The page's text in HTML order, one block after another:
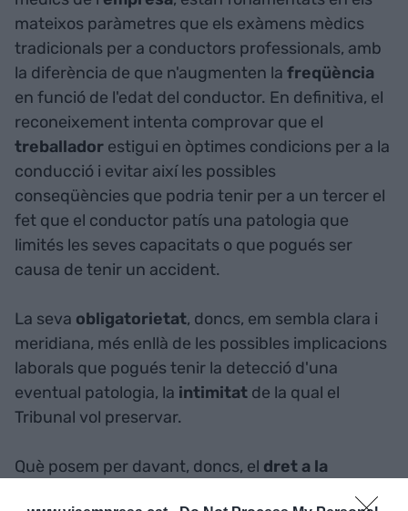
mateixos paràmetres que els exàmens mèdics
tradicionals per a conductors professionals, amb
la diferència de que n'augmenten la freqüència
en funció de l'edat del conductor. En definitiva, el
reconeixement intenta comprovar que el
treballador estigui en òptimes condicions per a la
conducció i evitar així les possibles
conseqüències que podria tenir per a un tercer el
fet que el conductor patís una patologia que
limités les seves capacitats o que pogués ser
causa de tenir un accident.
La seva obligatorietat, doncs, em sembla clara i
meridiana, més enllà de les possibles implicacions
laborals que pogués tenir la detecció d'una
eventual patologia, la intimitat de la qual el
Tribunal vol preservar.
Què posem per davant, doncs, el dret a la